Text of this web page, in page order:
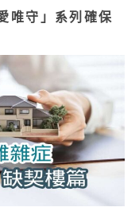
唯守」系列確保